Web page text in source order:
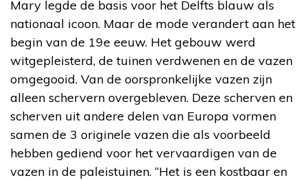
Mary legde de basis voor het Delfts blauw als
nationaal icoon. Maar de mode verandert aan het
begin van de 19e eeuw. Het gebouw werd
witgepleisterd, de tuinen verdwenen en de vazen
omgegooid. Van de oorspronkelijke vazen zijn
alleen schervern overgebleven. Deze scherven en
scherven uit andere delen van Europa vormen
samen de 3 originele vazen die als voorbeeld
hebben gediend voor het vervaardigen van de
vazen in de paleistuinen. “Het is een kostbaar en